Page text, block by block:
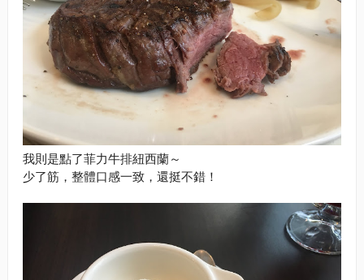
我則是點了菲力牛排紐西蘭～
少了筋，整體口感一致，還挺不錯！